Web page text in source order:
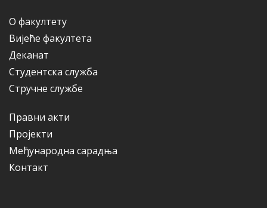
О факултету
Вијеће факултета
Деканат
Студентска служба
Стручне службе
Правни акти
Пројекти
Међународна сарадња
Контакт